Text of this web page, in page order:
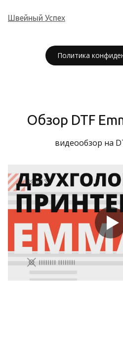
Швейный Успех
Политика
Обзор DTF
видеообзор на